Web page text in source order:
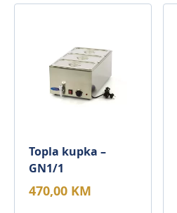
Topla kupka –
GN1/1
470,00 KM